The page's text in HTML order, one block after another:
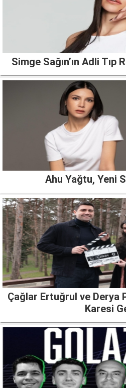
Simge Sağın’ın Adli Tıp
Ahu Yağtu, Yeni
Çağlar Ertuğrul ve Derya
Karesi